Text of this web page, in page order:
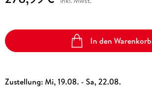
In den Warenkorb
Zustellung:Mi, 19.08. - Sa, 22.08.